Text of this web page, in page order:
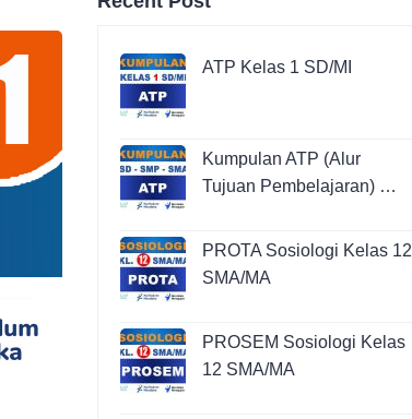
ATP Kelas 1 SD/MI
Kumpulan ATP (Alur
Tujuan Pembelajaran) …
PROTA Sosiologi Kelas 12
SMA/MA
PROSEM Sosiologi Kelas
12 SMA/MA